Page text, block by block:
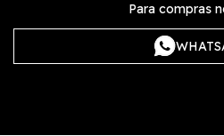
Para compras